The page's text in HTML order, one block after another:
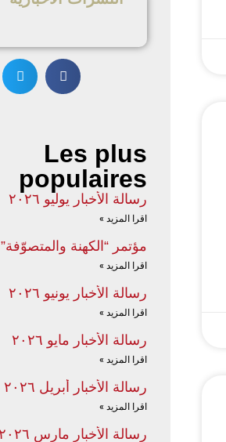
Les plus
populaires
رسالة الأخبار يوليو ٢٠٢٦
اقرا المزيد »
مؤتمر “الكهنة والمتصوّفة”
اقرا المزيد »
رسالة الأخبار يونيو ٢٠٢٦
اقرا المزيد »
رسالة الأخبار مايو ٢٠٢٦
اقرا المزيد »
رسالة الأخبار أبريل ٢٠٢٦
اقرا المزيد »
رسالة الأخبار مارس ٢٠٢٦